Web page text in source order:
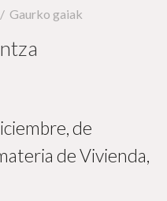
Gaurko gaiak
de
de Vivienda,